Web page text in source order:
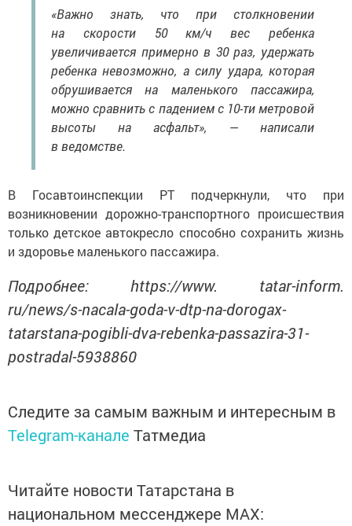
«Важно знать, что при столкновении
на скорости 50 км/ч вес ребенка
увеличивается примерно в 30 раз, удержать
ребенка невозможно, а силу удара, которая
обрушивается на маленького пассажира,
можно сравнить с падением с 10-ти метровой
высоты на асфальт», — написали
в ведомстве.
В Госавтоинспекции РТ подчеркнули, что при
возникновении дорожно-транспортного происшествия
только детское автокресло способно сохранить жизнь
и здоровье маленького пассажира.
Подробнее: https://www. tatar-inform.
ru/news/s-nacala-goda-v-dtp-na-dorogax-
tatarstana-pogibli-dva-rebenka-passazira-31-
postradal-5938860
Следите за самым важным и интересным в
Telegram-канале Татмедиа
Читайте новости Татарстана в
национальном мессенджере MАХ: